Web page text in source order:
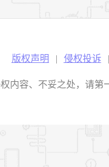
版权声明 | 侵权投诉 |
内容、不妥之处，请第